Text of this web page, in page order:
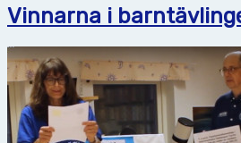
Vinnarna i